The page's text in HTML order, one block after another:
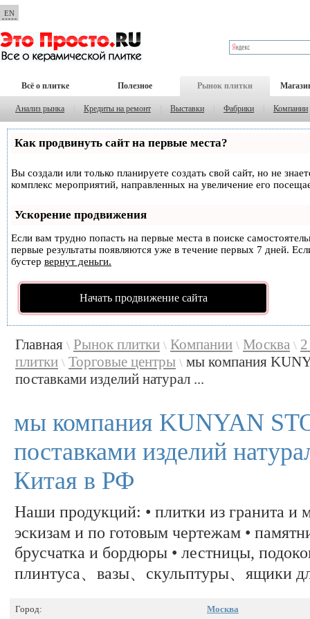
EN
Всё о плитке Полезное Рынок плитки
Анализ рынка Кредиты на ремонт Выставки Фабрики Компании
Как продвинуть сайт на первые места?
Вы создали или только планируете создать свой сайт, но не
комплекс мероприятий, направленных на увеличение его
Ускорение продвижения
Если вам трудно попасть на первые места в поиске
первые результаты появляются уже в течение первых 7 дней.
бустер вернут деньги.
Начать продвижение сайта
Главная \ Рынок плитки \ Компании \ Москва \
плитки \ Торговые центры \ мы компания
поставками изделий натурал ...
мы компания KUNYAN
поставками изделий
Китая в РФ
Наши продукций: • плитки из гранита
эскизам и по готовым чертежам •
брусчатка и бордюры • лестницы,
плинтуса、вазы、скульптуры、ящики
Город: Москва